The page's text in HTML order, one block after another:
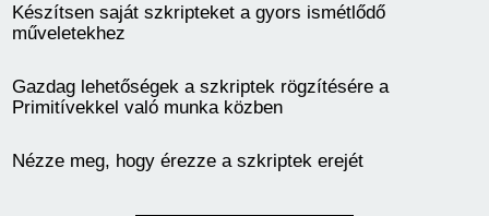
Készítsen saját szkripteket a gyors ismétlődő
műveletekhez
Gazdag lehetőségek a szkriptek rögzítésére a
Primitívekkel való munka közben
Nézze meg, hogy érezze a szkriptek erejét